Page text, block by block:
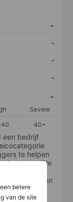
betere
van de site
-
-
-
-
-
Severe
40+
een bedrijf
te helpen
materiële
de
kunnen
lager het
100 voor